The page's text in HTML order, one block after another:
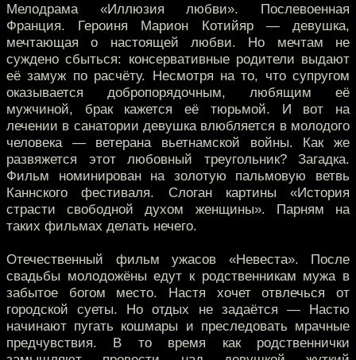
Мелодрама «Иллюзия любви». Послевоенная
Франция. Героиня Марион Котийяр — девушка,
мечтающая о настоящей любви. Но мечтам не
суждено сбыться: консервативные родители выдают
её замуж по расчёту. Несмотря на то, что супругом
оказывается добропорядочным, любящим её
мужчиной, брак кажется её тюрьмой. И вот на
лечении в санатории девушка влюбляется в молодого
человека — ветерана вьетнамской войны. Как же
развяжется этот любовный треугольник? Загадка.
Фильм номинирован на золотую пальмовую ветвь
Каннского фестиваля. Слоган картины «История
страсти свободной духом женщины». Парням на
таких фильмах делать нечего.
Отечественный фильм ужасов «Невеста». После
свадьбы молодожёны едут к родственникам мужа в
забытое богом место. Настя хочет отвлечься от
городской суеты. Но отдых не задаётся — Настю
начинают пугать кошмары и преследовать мрачные
предчувствия. В то время как родственнички